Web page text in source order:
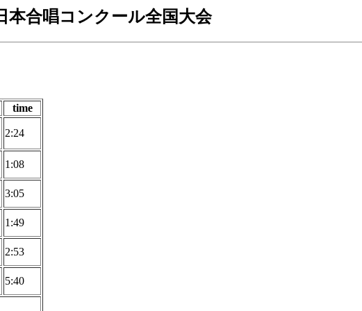
本合唱コンクール全国大会
time
2:24
1:08
3:05
1:49
2:53
5:40